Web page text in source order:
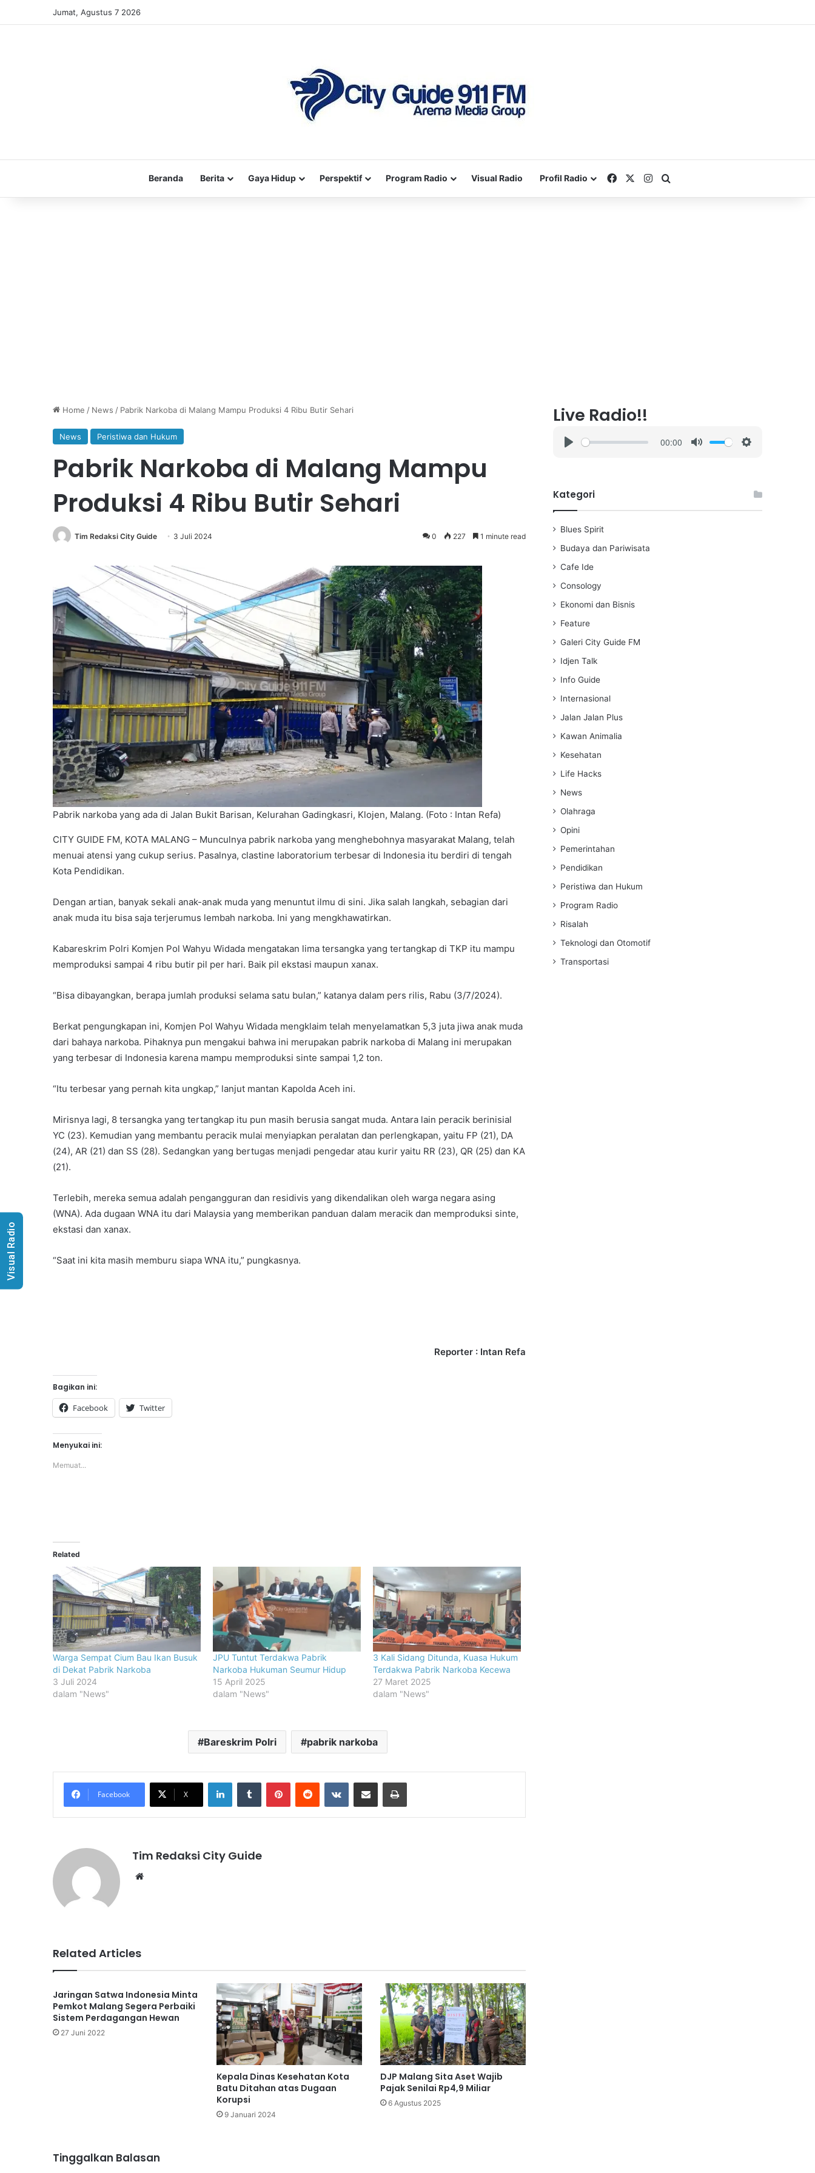
Jumat, Agustus 7 2026
Beranda Berita Gaya Hidup Perspektif Program Radio Visual Radio Profil Radio FacebookInstagram
Home / News / Pabrik Narkoba di Malang Mampu Produksi 4 Ribu Butir Sehari
News Peristiwa dan Hukum
Pabrik Narkoba di Malang Mampu
Produksi 4 Ribu Butir Sehari
Tim Redaksi City Guide 3 Juli 2024 0 227 1 minute read
Pabrik narkoba yang ada di Jalan Bukit Barisan, Kelurahan Gadingkasri, Klojen, Malang. (Foto : Intan Refa)
CITY GUIDE FM, KOTA MALANG – Munculnya pabrik narkoba yang menghebohnya masyarakat Malang, telah
menuai atensi yang cukup serius. Pasalnya, clastine laboratorium terbesar di Indonesia itu berdiri di tengah
Kota Pendidikan.
Dengan artian, banyak sekali anak-anak muda yang menuntut ilmu di sini. Jika salah langkah, sebagian dari
anak muda itu bisa saja terjerumus lembah narkoba. Ini yang mengkhawatirkan.
Kabareskrim Polri Komjen Pol Wahyu Widada mengatakan lima tersangka yang tertangkap di TKP itu mampu
memproduksi sampai 4 ribu butir pil per hari. Baik pil ekstasi maupun xanax.
“Bisa dibayangkan, berapa jumlah produksi selama satu bulan,” katanya dalam pers rilis, Rabu (3/7/2024).
Berkat pengungkapan ini, Komjen Pol Wahyu Widada mengklaim telah menyelamatkan 5,3 juta jiwa anak muda
dari bahaya narkoba. Pihaknya pun mengakui bahwa ini merupakan pabrik narkoba di Malang ini merupakan
yang terbesar di Indonesia karena mampu memproduksi sinte sampai 1,2 ton.
“Itu terbesar yang pernah kita ungkap,” lanjut mantan Kapolda Aceh ini.
Mirisnya lagi, 8 tersangka yang tertangkap itu pun masih berusia sangat muda. Antara lain peracik berinisial
YC (23). Kemudian yang membantu peracik mulai menyiapkan peralatan dan perlengkapan, yaitu FP (21), DA
(24), AR (21) dan SS (28). Sedangkan yang bertugas menjadi pengedar atau kurir yaitu RR (23), QR (25) dan KA
(21).
Terlebih, mereka semua adalah pengangguran dan residivis yang dikendalikan oleh warga negara asing
(WNA). Ada dugaan WNA itu dari Malaysia yang memberikan panduan dalam meracik dan memproduksi sinte,
ekstasi dan xanax.
“Saat ini kita masih memburu siapa WNA itu,” pungkasnya.
Reporter : Intan Refa
Bagikan ini:
Facebook Twitter
Menyukai ini:
Memuat...
Related
Warga Sempat Cium Bau Ikan Busuk
di Dekat Pabrik Narkoba
3 Juli 2024
dalam "News"
JPU Tuntut Terdakwa Pabrik
Narkoba Hukuman Seumur Hidup
15 April 2025
dalam "News"
3 Kali Sidang Ditunda, Kuasa Hukum
Terdakwa Pabrik Narkoba Kecewa
27 Maret 2025
dalam "News"
Bareskrim Polri pabrik narkoba
Facebook X
LinkedInTumblr PinterestReddit VKontakteShare via Email Print
Tim Redaksi City Guide
Related Articles
Jaringan Satwa Indonesia Minta
Pemkot Malang Segera Perbaiki
Sistem Perdagangan Hewan
27 Juni 2022
Kepala Dinas Kesehatan Kota
Batu Ditahan atas Dugaan
Korupsi
9 Januari 2024
DJP Malang Sita Aset Wajib
Pajak Senilai Rp4,9 Miliar
6 Agustus 2025
Tinggalkan Balasan
Live Radio!!
y
00:00
i
Kategori
Blues Spirit
Budaya dan Pariwisata
Cafe Ide
Consology
Ekonomi dan Bisnis
Feature
Galeri City Guide FM
Idjen Talk
Info Guide
Internasional
Jalan Jalan Plus
Kawan Animalia
Kesehatan
Life Hacks
News
Olahraga
Opini
Pemerintahan
Pendidikan
Peristiwa dan Hukum
Program Radio
Risalah
Teknologi dan Otomotif
Transportasi
Visual Radio